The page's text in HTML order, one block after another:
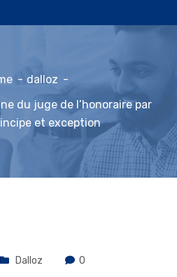
dalloz
du juge de l’honoraire par
et exception
Dalloz 0